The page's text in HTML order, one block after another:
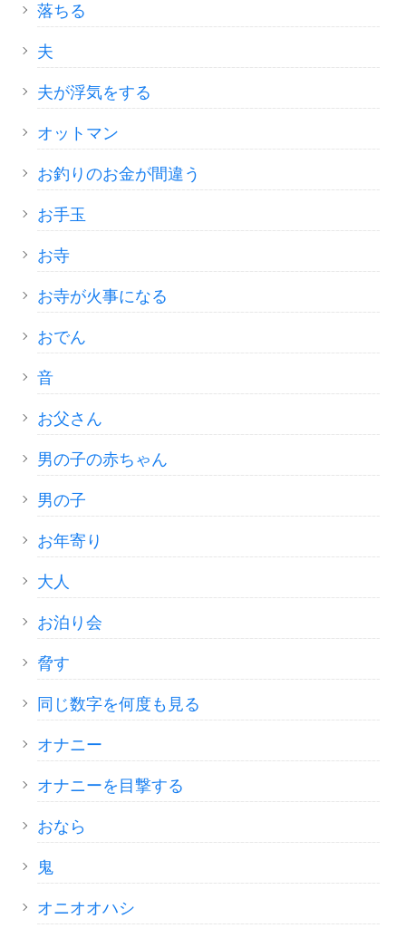
落ちる
夫
夫が浮気をする
オットマン
お釣りのお金が間違う
お手玉
お寺
お寺が火事になる
おでん
音
お父さん
男の子の赤ちゃん
男の子
お年寄り
大人
お泊り会
脅す
同じ数字を何度も見る
オナニー
オナニーを目撃する
おなら
鬼
オニオオハシ